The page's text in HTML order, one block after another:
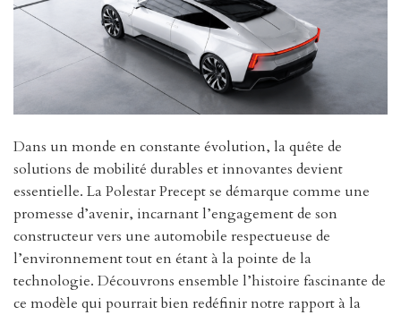
Dans un monde en constante évolution, la quête de
solutions de mobilité durables et innovantes devient
essentielle. La Polestar Precept se démarque comme une
promesse d’avenir, incarnant l’engagement de son
constructeur vers une automobile respectueuse de
l’environnement tout en étant à la pointe de la
technologie. Découvrons ensemble l’histoire fascinante de
ce modèle qui pourrait bien redéfinir notre rapport à la